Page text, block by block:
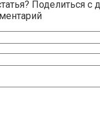
Поделиться с